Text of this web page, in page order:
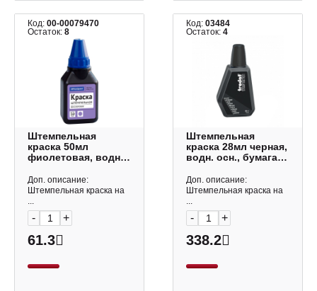
Код: 00-00079470
Остаток: 8
Штемпельная
краска 50мл
фиолетовая, водн.-
ШКф_9222
OfficeSpace
Доп. описание:
Штемпельная краска на
...
- +
61.3
Код:03484
Остаток:4
Штемпельная
краска 28мл черная,
водн. осн., бумага
Доп. описание:
Штемпельная краска на
...
- +
338.2